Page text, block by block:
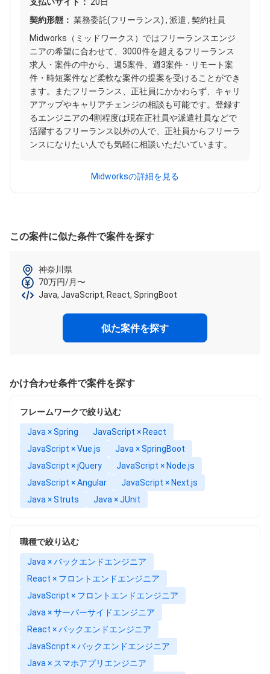
支払いサイト： 20日
契約形態： 業務委託(フリーランス) , 派遣 , 契約社員
Midworks（ミッドワークス）ではフリーランスエンジ
ニアの希望に合わせて、3000件を超えるフリーランス
求人・案件の中から、週5案件、週3案件・リモート案
件・時短案件など柔軟な案件の提案を受けることができ
ます。またフリーランス、正社員にかかわらず、キャリ
アアップやキャリアチェンジの相談も可能です。登録す
るエンジニアの4割程度は現在正社員や派遣社員などで
活躍するフリーランス以外の人で、正社員からフリーラ
ンスになりたい人でも気軽に相談いただいています。
Midworksの詳細を見る
この案件に似た条件で案件を探す
神奈川県
70万円/月〜
Java, JavaScript, React, SpringBoot
似た案件を探す
かけ合わせ条件で案件を探す
フレームワークで絞り込む
Java × Spring
JavaScript × React
JavaScript × Vue.js
Java × SpringBoot
JavaScript × jQuery
JavaScript × Node.js
JavaScript × Angular
JavaScript × Next.js
Java × Struts
Java × JUnit
職種で絞り込む
Java × バックエンドエンジニア
React × フロントエンドエンジニア
JavaScript × フロントエンドエンジニア
Java × サーバーサイドエンジニア
React × バックエンドエンジニア
JavaScript × バックエンドエンジニア
Java × スマホアプリエンジニア